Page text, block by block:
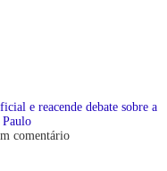
e reacende debate sobre a
Paulo
comentário